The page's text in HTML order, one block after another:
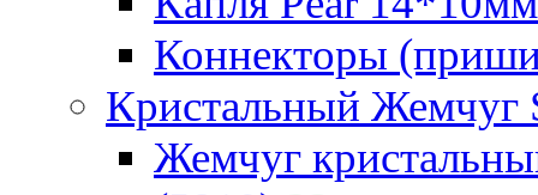
Коннекторы
Кристальный Жемчуг
Жемчуг